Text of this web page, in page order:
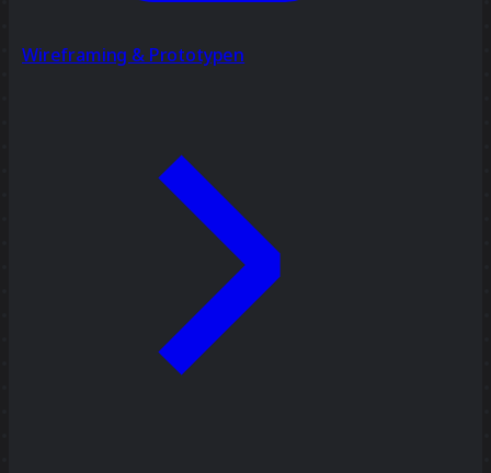
Wireframing & Prototypen